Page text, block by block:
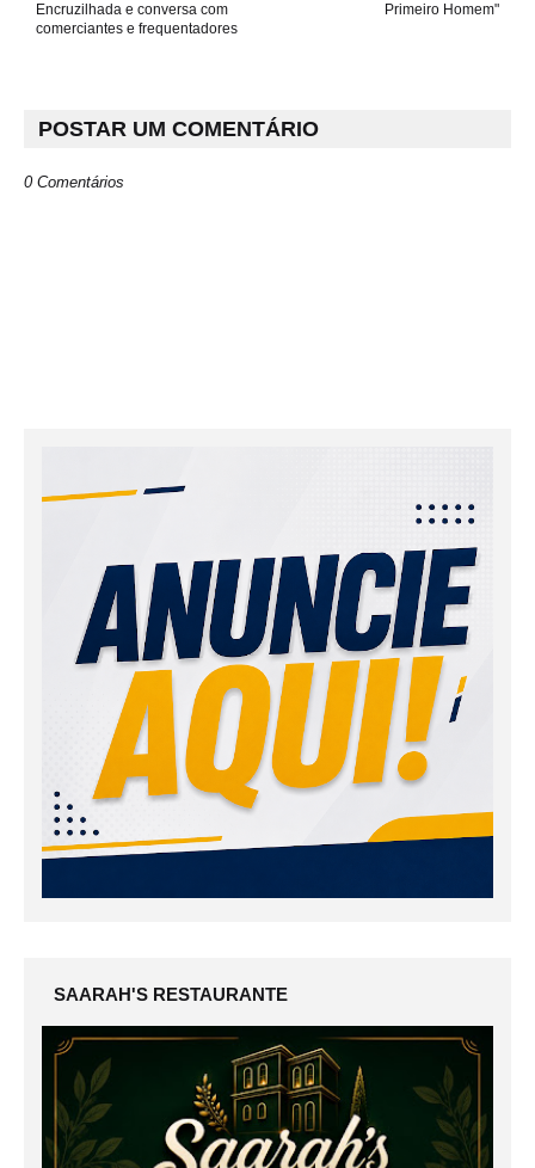
Primeiro Homem"
Encruzilhada e conversa com
comerciantes e frequentadores
POSTAR UM COMENTÁRIO
0 Comentários
SAARAH'S RESTAURANTE